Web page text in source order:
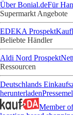
Über Bonial.deFür
Supermarkt Angebote
EDEKA Prospekt
Beliebte Händler
Aldi Nord Prospekt
Ressourcen
Deutschlands
herunterladen
Member